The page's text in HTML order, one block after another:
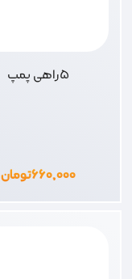
5راهی پمپ
۶۶۰,۰۰۰تومان